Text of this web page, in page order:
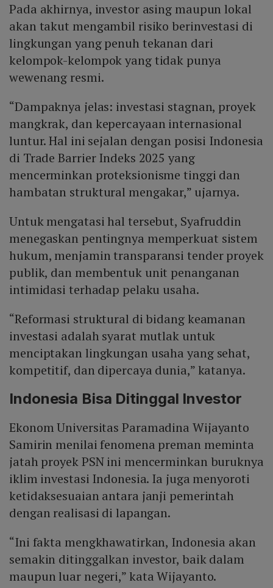
Pada akhirnya, investor asing maupun lokal
akan takut mengambil risiko berinvestasi di
lingkungan yang penuh tekanan dari
kelompok-kelompok yang tidak punya
wewenang resmi.
“Dampaknya jelas: investasi stagnan, proyek
mangkrak, dan kepercayaan internasional
luntur. Hal ini sejalan dengan posisi Indonesia
di Trade Barrier Indeks 2025 yang
mencerminkan proteksionisme tinggi dan
hambatan struktural mengakar,” ujarnya.
Untuk mengatasi hal tersebut, Syafruddin
menegaskan pentingnya memperkuat sistem
hukum, menjamin transparansi tender proyek
publik, dan membentuk unit penanganan
intimidasi terhadap pelaku usaha.
“Reformasi struktural di bidang keamanan
investasi adalah syarat mutlak untuk
menciptakan lingkungan usaha yang sehat,
kompetitif, dan dipercaya dunia,” katanya.
Indonesia Bisa Ditinggal Investor
Ekonom Universitas Paramadina Wijayanto
Samirin menilai fenomena preman meminta
jatah proyek PSN ini mencerminkan buruknya
iklim investasi Indonesia. Ia juga menyoroti
ketidaksesuaian antara janji pemerintah
dengan realisasi di lapangan.
“Ini fakta mengkhawatirkan, Indonesia akan
semakin ditinggalkan investor, baik dalam
maupun luar negeri,” kata Wijayanto.